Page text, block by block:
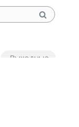
Выходные